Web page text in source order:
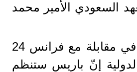
السعودي الأمير محمد
وقال ماكرون في مقابلة مع فرانس 24
إنّ باريس ستنظم